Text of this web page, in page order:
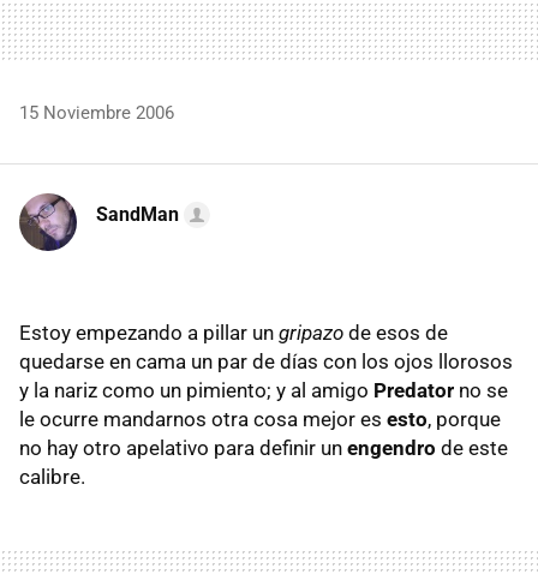
15 Noviembre 2006
SandMan
Estoy empezando a pillar un gripazo de esos de
quedarse en cama un par de días con los ojos llorosos
y la nariz como un pimiento; y al amigo Predator no se
le ocurre mandarnos otra cosa mejor es esto, porque
no hay otro apelativo para definir un engendro de este
calibre.